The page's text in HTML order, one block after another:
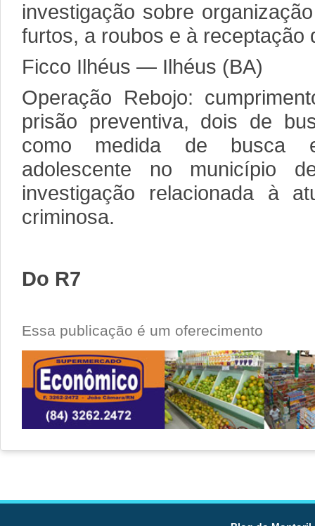
investigação sobre
furtos, a roubos e à receptação
Ficco Ilhéus — Ilhéus (BA)
Operação Rebojo:
prisão preventiva, dois de
como medida de busca
adolescente no município
investigação relacionada à
criminosa.
Do R7
Essa publicação é um oferecimento